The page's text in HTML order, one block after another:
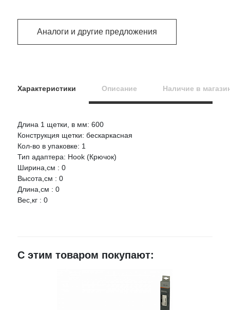
Аналоги и другие предложения
Характеристики Описание Наличие в
Длина 1 щетки, в мм: 600
Конструкция щетки: бескаркасная
Кол-во в упаковке: 1
Тип адаптера: Hook (Крючок)
Ширина,см : 0
Высота,см : 0
Длина,см : 0
Вес,кг : 0
НАЛИЧИЕ СРОК ЦЕНА
BOSCH Щетка стеклоочистителя 600 мм Bosch Aerotwin /
крепление под крюк/
Артикул:
3397008538
ул.Лидии
Оцените товар:
Ваше имя
E-mail
С этим товаром покупают: